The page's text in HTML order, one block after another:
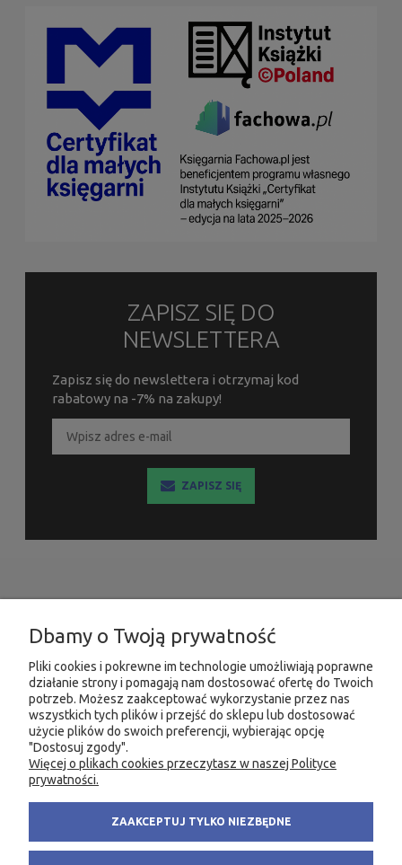
ZAPISZ SIĘ DO
NEWSLETTERA
Zapisz się do newslettera i otrzymaj kod
rabatowy na -7% na zakupy!
ZAPISZ SIĘ
INFORMACJE
MOJE KONTO
PRODUKTY
KONTAKT
info@fachowa.pl
KSIĘGARNIA FACHOWA.PL
80-299 Gdańsk
NIP: 584-182-39-49
Dbamy o Twoją prywatność
Pliki cookies i pokrewne im technologie umożliwiają poprawne
działanie strony i pomagają nam dostosować ofertę do Twoich
potrzeb. Możesz zaakceptować wykorzystanie przez nas
wszystkich tych plików i przejść do sklepu lub dostosować
użycie plików do swoich preferencji, wybierając opcję
"Dostosuj zgody".
Więcej o plikach cookies przeczytasz w naszej Polityce
prywatności.
ZAAKCEPTUJ TYLKO NIEZBĘDNE